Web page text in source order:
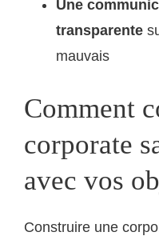
Une
transparente
mauvais
Comment
corporate
avec vos
Construire une